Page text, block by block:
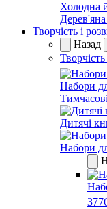
Холодна
Дерев'яна
Творчість і
Назад
Набори
Дитячі
Набори